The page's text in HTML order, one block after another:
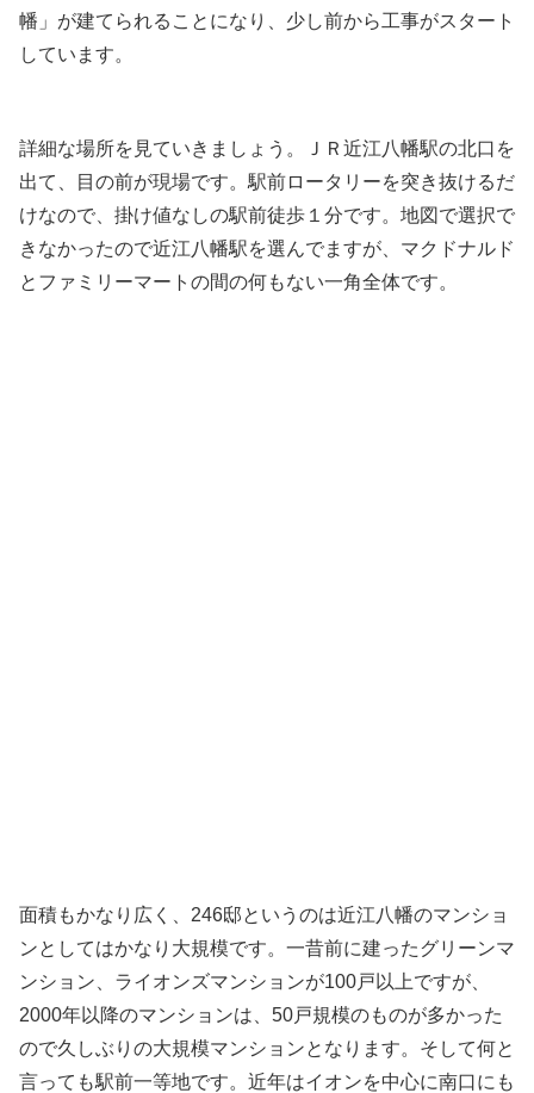
幡」が建てられることになり、少し前から工事がスタート
しています。
詳細な場所を見ていきましょう。ＪＲ近江八幡駅の北口を
出て、目の前が現場です。駅前ロータリーを突き抜けるだ
けなので、掛け値なしの駅前徒歩１分です。地図で選択で
きなかったので近江八幡駅を選んでますが、マクドナルド
とファミリーマートの間の何もない一角全体です。
面積もかなり広く、246邸というのは近江八幡のマンショ
ンとしてはかなり大規模です。一昔前に建ったグリーンマ
ンション、ライオンズマンションが100戸以上ですが、
2000年以降のマンションは、50戸規模のものが多かった
ので久しぶりの大規模マンションとなります。そして何と
言っても駅前一等地です。近年はイオンを中心に南口にも